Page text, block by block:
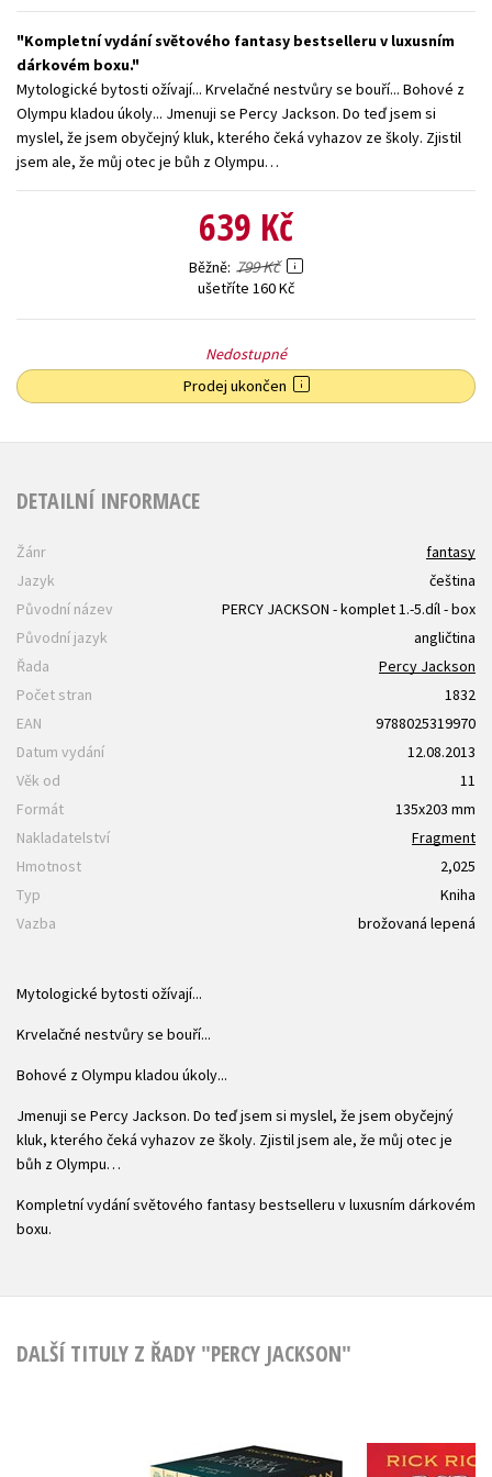
Young adult (SK)
Zahraniční literatura Zdraví a životní styl
Všechny tituly
Kompletní vydání světového fantasy bestselleru v luxusním
dárkovém boxu.
Mytologické bytosti ožívají... Krvelačné nestvůry se bouří... Bohové z
Olympu kladou úkoly... Jmenuji se Percy Jackson. Do teď jsem si
myslel, že jsem obyčejný kluk, kterého čeká vyhazov ze školy. Zjistil
jsem ale, že můj otec je bůh z Olympu…
639 Kč
Běžně 799 Kč
ušetříte 160 Kč
Nedostupné
Prodej ukončen
DETAILNÍ INFORMACE
Žánr
fantasy
Jazyk
čeština
Původní název
PERCY JACKSON - komplet 1.-5.díl - box
Původní jazyk
angličtina
Řada
Percy Jackson
Počet stran
1832
EAN
9788025319970
Datum vydání
12.08.2013
Věk od
11
Formát
135x203 mm
Nakladatelství
Fragment
Hmotnost
2,025
Typ
Kniha
Vazba
brožovaná lepená
Mytologické bytosti ožívají...
Krvelačné nestvůry se bouří...
Bohové z Olympu kladou úkoly...
Jmenuji se Percy Jackson. Do teď jsem si myslel, že jsem obyčejný
kluk, kterého čeká vyhazov ze školy. Zjistil jsem ale, že můj otec je
bůh z Olympu…
Kompletní vydání světového fantasy bestselleru v luxusním dárkovém
boxu.
DALŠÍ TITULY Z ŘADY "PERCY JACKSON"
Percy